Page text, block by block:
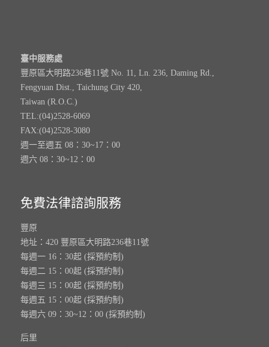
臺中服務處
豐原區大明路236巷11號 No. 11, Ln. 236, Daming Rd.,
Fengyuan Dist., Taichung City 420,
Taiwan (R.O.C.)
TEL:(04)2528-6069
FAX:(04)2528-3080
週一至週五 08：30~17：00
週六 08：30~12：00
免費法律諮詢服務
豐原
地址：420 豐原區大明路236巷11號
每週一 16：30起 (採預約制)
每週二 15：00起 (採預約制)
每週三 15：00起 (採預約制)
每週五 15：00起 (採預約制)
每週六 09：30~12：00 (採預約制)
后里